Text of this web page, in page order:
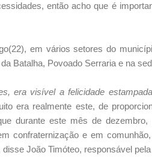
então acho que é
em vários setores do
Batalha, Povoado Serraria e na
era visível a felicidade
era realmente este, de
durante este mês de
confraternização e em
João Timóteo, responsável